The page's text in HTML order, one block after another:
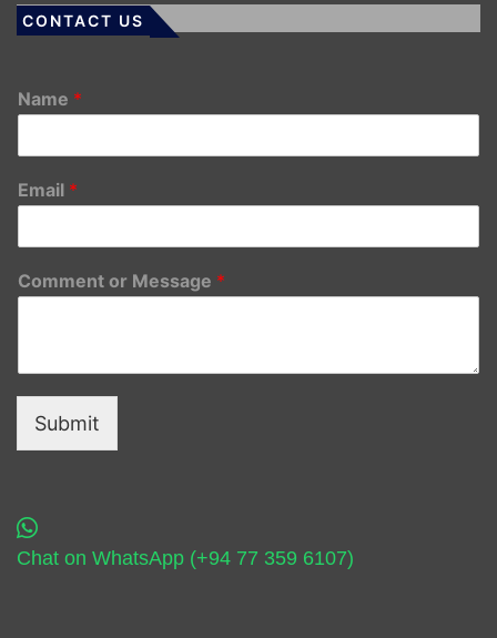
CONTACT US
Name *
Email *
Comment or Message *
Submit
Chat on WhatsApp (+94 77 359 6107)